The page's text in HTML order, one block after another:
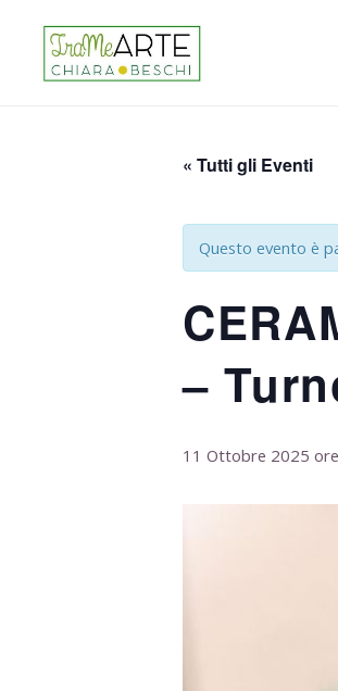
« Tutti gli Eventi
Questo evento è
–
11 Ottobre 2025